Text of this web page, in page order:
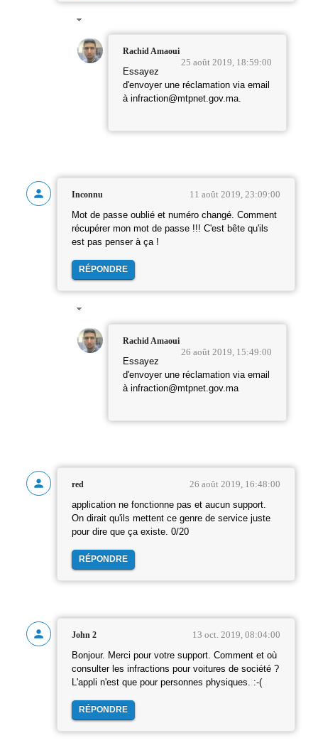
Rachid Amaoui
25 août 2019, 18:59:00
Essayez
d'envoyer une réclamation via email
à infraction@mtpnet.gov.ma.
Inconnu 11 août 2019, 23:09:00
Mot de passe oublié et numéro changé. Comment
récupérer mon mot de passe !!! C'est bête qu'ils
est pas penser à ça !
RÉPONDRE
Rachid Amaoui
26 août 2019, 15:49:00
Essayez
d'envoyer une réclamation via email
à infraction@mtpnet.gov.ma
red 26 août 2019, 16:48:00
application ne fonctionne pas et aucun support.
On dirait qu'ils mettent ce genre de service juste
pour dire que ça existe. 0/20
RÉPONDRE
John 2 13 oct. 2019, 08:04:00
Bonjour. Merci pour votre support. Comment et où
consulter les infractions pour voitures de société ?
L'appli n'est que pour personnes physiques. :-(
RÉPONDRE